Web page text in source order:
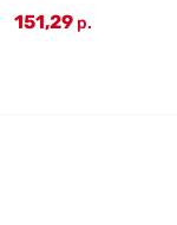
151,29 р.